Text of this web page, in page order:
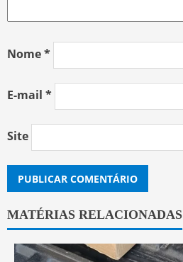
Nome*
E-mail *
Site
MATÉRIAS RELACIONADAS